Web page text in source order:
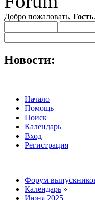
Добро пожаловать, Гость
Новости:
Начало
Помощь
Поиск
Календарь
Вход
Регистрация
Форум
Календарь »
Июня 2025